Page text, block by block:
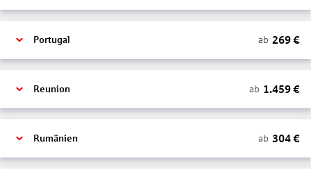
Portugal ab 269€
Reunion ab 1.459€
Rumänien ab 304€